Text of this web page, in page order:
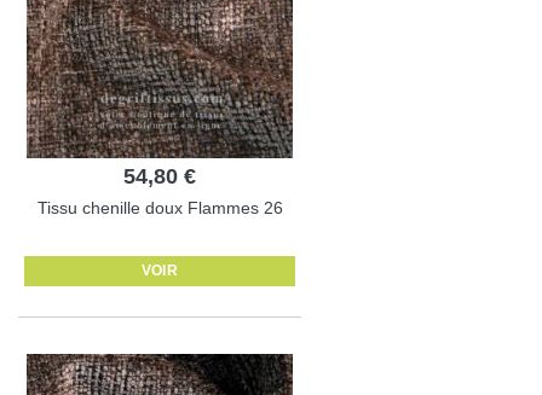
54,80 €
Tissu chenille doux Flammes 26
VOIR